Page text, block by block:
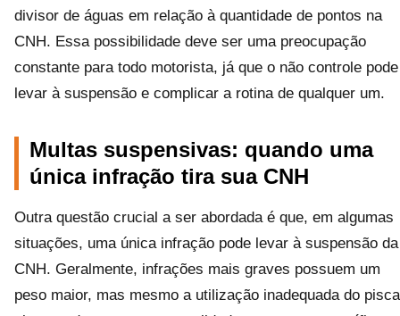
divisor de águas em relação à quantidade de pontos na
CNH. Essa possibilidade deve ser uma preocupação
constante para todo motorista, já que o não controle pode
levar à suspensão e complicar a rotina de qualquer um.
Multas suspensivas: quando uma
única infração tira sua CNH
Outra questão crucial a ser abordada é que, em algumas
situações, uma única infração pode levar à suspensão da
CNH. Geralmente, infrações mais graves possuem um
peso maior, mas mesmo a utilização inadequada do pisca